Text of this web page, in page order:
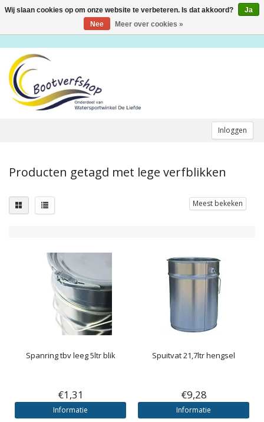
Inloggen
Toggle
Producten getagd met lege verfblikken
Meest bekeken
Spanring tbv leeg 5ltr blik
€1,31
Informatie
Spuitvat 21,7ltr hengsel
€9,28
Informatie
Wij slaan cookies op om onze website te verbeteren. Is dat akkoord?
Ja
Nee
Meer over cookies »